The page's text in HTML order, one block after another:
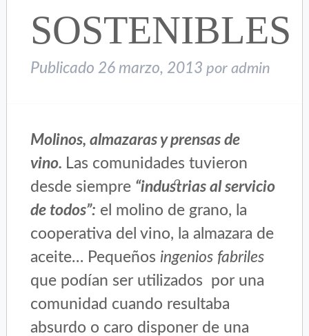
SOSTENIBLES
Publicado 26 marzo, 2013 por admin
Molinos, almazaras y prensas de
vino.
Las comunidades tuvieron
desde siempre “industrias al servicio
de todos”: el molino de grano, la
cooperativa del vino, la almazara de
aceite… Pequeños ingenios fabriles
que podían ser utilizados por una
comunidad cuando resultaba
absurdo o caro disponer de una